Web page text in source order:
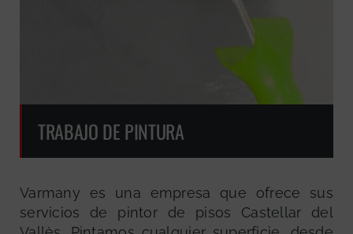
TRABAJO DE PINTURA
Varmany es una empresa que ofrece sus
servicios de pintor de pisos Castellar del